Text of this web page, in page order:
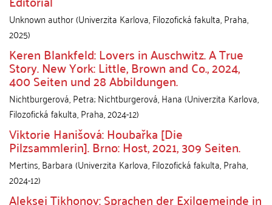
Unknown author(Univerzita Karlova, Filozofická fakulta,Praha,
2025)
Keren Blankfeld: Lovers in Auschwitz. A True
Story. New York: Little, Brown and Co., 2024,
400 Seiten und 28 Abbildungen.
Nichtburgerová, Petra;Nichtburgerová, Hana(Univerzita Karlova,
Filozofická fakulta,Praha,2024-12)
Viktorie Hanišová: Houbařka [Die
Pilzsammlerin]. Brno: Host, 2021, 309 Seiten.
Mertins, Barbara(Univerzita Karlova, Filozofická fakulta,Praha,
2024-12)
Aleksej Tikhonov: Sprachen der Exilgemeinde in